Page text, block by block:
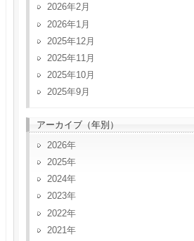
2026年2月
2026年1月
2025年12月
2025年11月
2025年10月
2025年9月
アーカイブ（年別）
2026
2025
2024
2023
2022
2021